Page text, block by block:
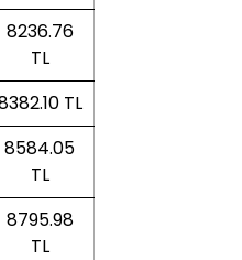
8236.76
TL
TL
8584.05
TL
8795.98
TL